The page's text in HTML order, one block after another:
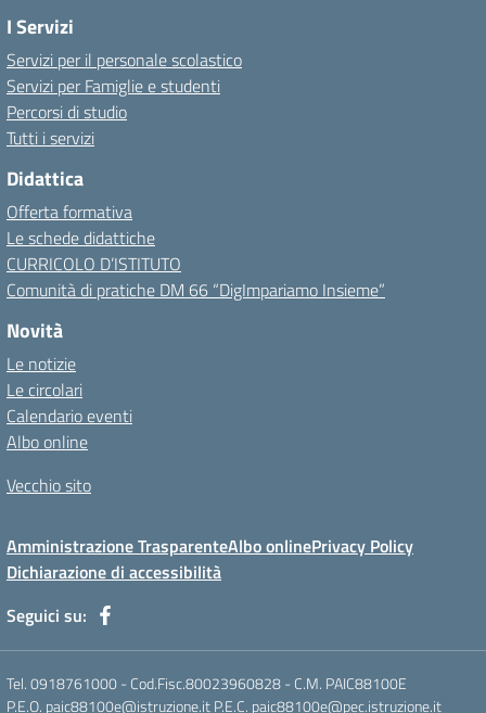
I Servizi
Servizi per il personale scolastico
Servizi per Famiglie e studenti
Percorsi di studio
Tutti i servizi
Didattica
Offerta formativa
Le schede didattiche
CURRICOLO D’ISTITUTO
Comunità di pratiche DM 66 “DigImpariamo Insieme”
Novità
Le notizie
Le circolari
Calendario eventi
Albo online
Vecchio sito
Amministrazione TrasparenteAlbo onlinePrivacy Policy
Dichiarazione di accessibilità
Seguici su:
Tel. 0918761000 - Cod.Fisc.80023960828 - C.M. PAIC88100E
P.E.O. paic88100e@istruzione.it P.E.C. paic88100e@pec.istruzione.it